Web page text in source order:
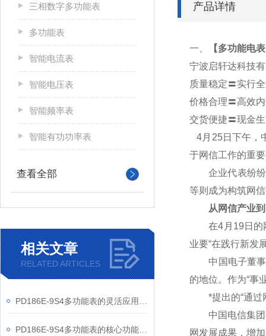
三相数字多功能表
多功能表
智能电流表
智能电压表
智能频率表
智能有功功率表
查看全部
相关文章
RELATED ARTICLES
产品详情
一、 【多功能电
宁波启轩达科技
质量稳定〓实行
价格合理〓高效
交货便捷〓现金
4月25日下午，
于网信工作的重
企业代表纷纷表
等则成为构筑网
从网信产业到
在4月19日的网
业要“在践行新发
中国电子董事长
的地位。作为“事
*提出的“通过网
中国电信集团公
网发展成果，增